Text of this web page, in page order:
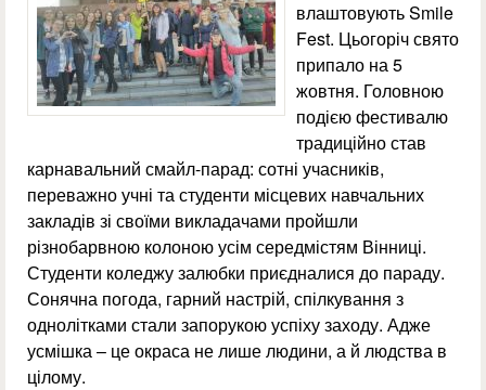
влаштовують Smile
Fest. Цьогоріч свято
припало на 5
жовтня. Головною
подією фестивалю
традиційно став
карнавальний смайл-парад: сотні учасників,
переважно учні та студенти місцевих навчальних
закладів зі своїми викладачами пройшли
різнобарвною колоною усім середмістям Вінниці.
Студенти коледжу залюбки приєдналися до параду.
Сонячна погода, гарний настрій, спілкування з
однолітками стали запорукою успіху заходу. Адже
усмішка – це окраса не лише людини, а й людства в
цілому.